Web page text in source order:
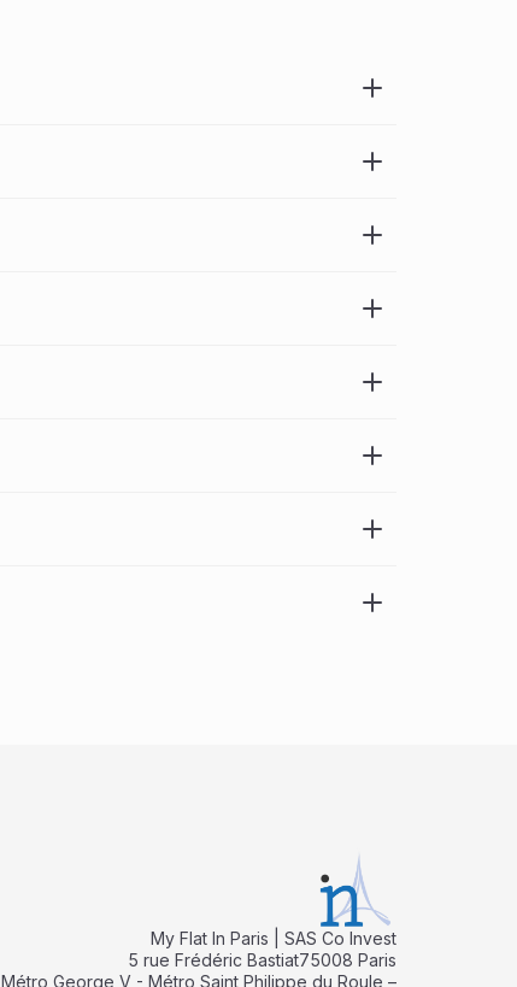
My Flat In Paris | SAS Co Invest
5 rue Frédéric Bastiat75008 Paris
Métro George V - Métro Saint Philippe du Roule –